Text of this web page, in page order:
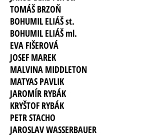
TOMÁŠ BRZOŇ
BOHUMIL ELIÁŠ st.
BOHUMIL ELIÁŠ ml.
EVA FIŠEROVÁ
JOSEF MAREK
MALVINA MIDDLETON
MATYAS PAVLIK
JAROMÍR RYBÁK
KRYŠTOF RYBÁK
PETR STACHO
JAROSLAV WASSERBAUER